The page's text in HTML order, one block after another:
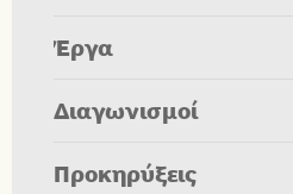
Έργα
Διαγωνισμοί
Προκηρύξεις